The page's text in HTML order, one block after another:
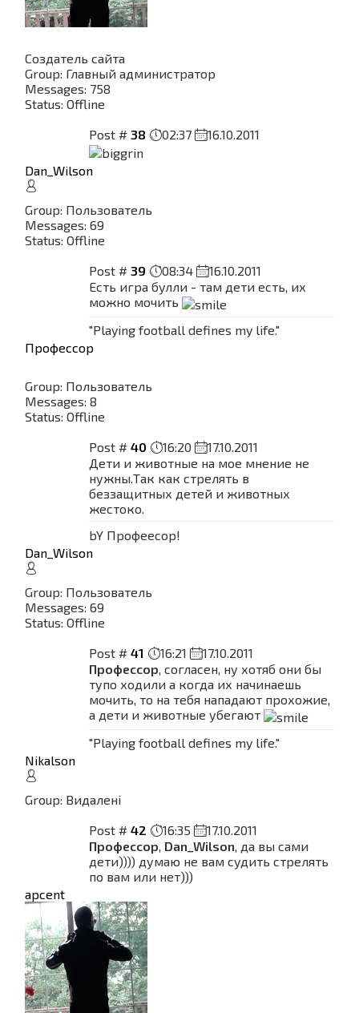
Создатель сайта
Group: Главный администратор
Messages: 758
Status: Offline
Post # 38 02:37 16.10.2011
Dan_Wilson
Group: Пользователь
Messages: 69
Status: Offline
Post # 39 08:34
16.10.2011
Есть игра булли - там дети есть, их
можно мочить
"Playing football defines my life."
Профессор
Group: Пользователь
Messages: 8
Status: Offline
Post # 40 16:20
17.10.2011
Дети и животные на мое мнение не
нужны.Так как стрелять в
беззащитных детей и животных
жестоко.
bY Профеесор!
Dan_Wilson
Group: Пользователь
Messages: 69
Status: Offline
Post # 41 16:21
17.10.2011
Профессор, согласен, ну хотяб они бы
тупо ходили а когда их начинаешь
мочить, то на тебя нападают прохожие,
а дети и животные убегают
"Playing football defines my life."
Nikalson
Group: Видалені
Post # 42 16:35
17.10.2011
Профессор, Dan_Wilson, да вы сами
дети)))) думаю не вам судить стрелять
по вам или нет)))
apcent